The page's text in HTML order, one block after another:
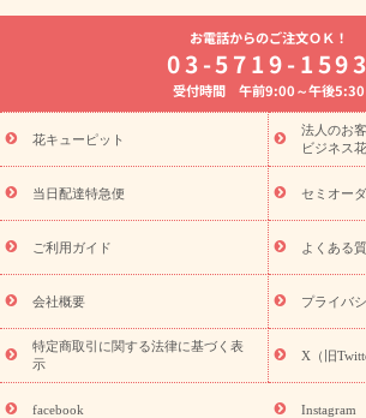
よく贈られる花
お祝いの花特集
誕生
8月の誕生花(トルコキキョウ)
開店・開業
お供え・お悔やみ お供え・お悔
通夜・葬儀に贈る花 胡
ーブドフラワー
季節のイベント
ひまわり
特集
お盆 花（新盆・初盆） 季節のイベ
盆・初盆）
お盆 花（新盆・初盆）
お盆
フト
お盆・お供え プリザーブドフラワー
レゼント特集
夏の花贈り・お中元・暑中見
敬老の日におくる花ギフト・プレゼント特
花ギフト・プレゼント特集
敬老の日 花の
老の日 花鉢植えのギフト・プレゼント特集
フト・プレゼント特集
敬老の日の花 全ての
ペーン
映画『ウォーターガーディアンズ』
「きょう誕生日なんです」キャンペーン
誕生日フラワーギフト 誕生日フラワーギフ
お電話からのご注文ＯＫ！
03-5719-1593
受付時間 午前9:00～午後5:30
花キューピット
法人のお
ビジネス
当日配達特急便 セミオー
ご利用ガイド よくある
会社概要 プライバ
特定商取引に関する法律に基づく表
示
X（旧
facebook Instagram